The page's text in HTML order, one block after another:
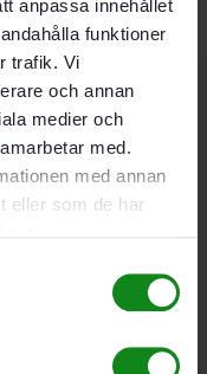
anpassa innehållet
funktioner
trafik. Vi
och annan
medier och
med.
med annan
eller som de har
infästning och